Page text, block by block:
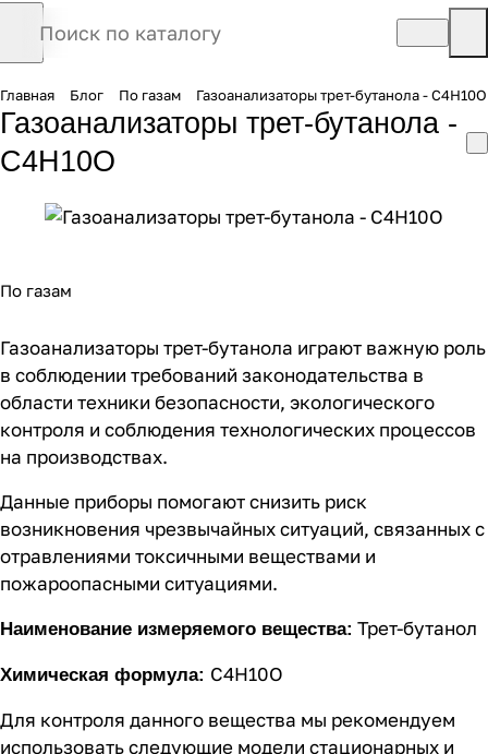
Главная Блог По газам Газоанализаторы трет-бутанола - C4H10O
Газоанализаторы трет-бутанола -
C4H10O
По газам
Газоанализаторы трет-бутанола играют важную роль
в соблюдении требований законодательства в
области техники безопасности, экологического
контроля и соблюдения технологических процессов
на производствах.
Данные приборы помогают снизить риск
возникновения чрезвычайных ситуаций, связанных с
отравлениями токсичными веществами и
пожароопасными ситуациями.
Наименование измеряемого вещества: Трет-бутанол
Химическая формула: C4H10O
Для контроля данного вещества мы рекомендуем
использовать следующие модели стационарных и